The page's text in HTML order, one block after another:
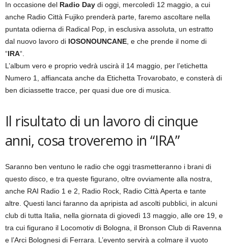
In occasione del Radio Day di oggi, mercoledì 12 maggio, a cui
anche Radio Città Fujiko prenderà parte, faremo ascoltare nella
puntata odierna di Radical Pop, in esclusiva assoluta, un estratto
dal nuovo lavoro di IOSONOUNCANE, e che prende il nome di
“IRA“.
L’album vero e proprio vedrà uscirà il 14 maggio, per l’etichetta
Numero 1, affiancata anche da Etichetta Trovarobato, e consterà di
ben diciassette tracce, per quasi due ore di musica.
Il risultato di un lavoro di cinque
anni, cosa troveremo in “IRA”
Saranno ben ventuno le radio che oggi trasmetteranno i brani di
questo disco, e tra queste figurano, oltre ovviamente alla nostra,
anche RAI Radio 1 e 2, Radio Rock, Radio Città Aperta e tante
altre. Questi lanci faranno da apripista ad ascolti pubblici, in alcuni
club di tutta Italia, nella giornata di giovedì 13 maggio, alle ore 19, e
tra cui figurano il Locomotiv di Bologna, il Bronson Club di Ravenna
e l’Arci Bolognesi di Ferrara. L’evento servirà a colmare il vuoto